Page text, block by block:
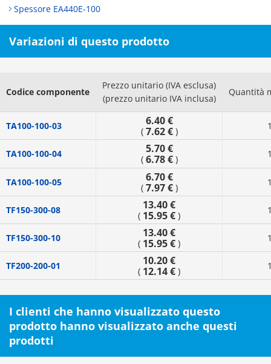
Spessore EA440E-100
Variazioni di questo prodotto
Codice componente
Prezzo unitario (IVA esclusa)
(prezzo unitario IVA inclusa)
Quantità
TA100-100-03 6.40 €
( 7.62 €)
TA100-100-04 5.70 €
( 6.78 €)
TA100-100-05 6.70 €
( 7.97 €)
TF150-300-08 13.40 €
( 15.95 € )
TF150-300-10 13.40 €
( 15.95 € )
TF200-200-01 10.20 €
( 12.14 € )
I clienti che hanno visualizzato questo
prodotto hanno visualizzato anche questi
prodotti